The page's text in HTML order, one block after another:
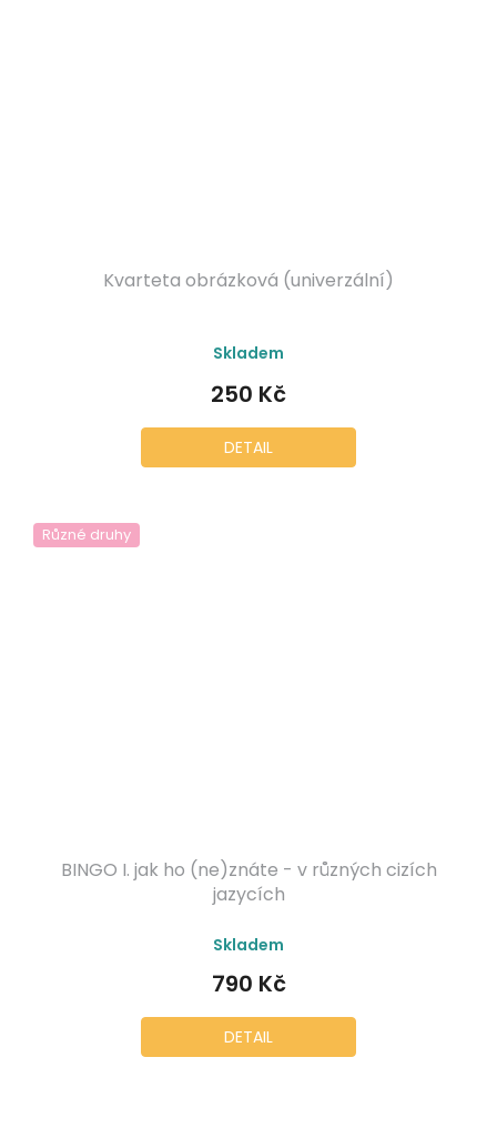
Kvarteta obrázková (univerzální)
Skladem
250 Kč
DETAIL
Různé druhy
BINGO I. jak ho (ne)znáte - v různých cizích
jazycích
hodnocení
produktu
je
5,0
z
5
Skladem
790 Kč
DETAIL